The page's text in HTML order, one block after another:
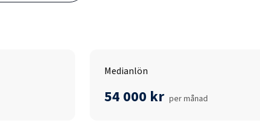
Medianlön
54 000 kr per månad